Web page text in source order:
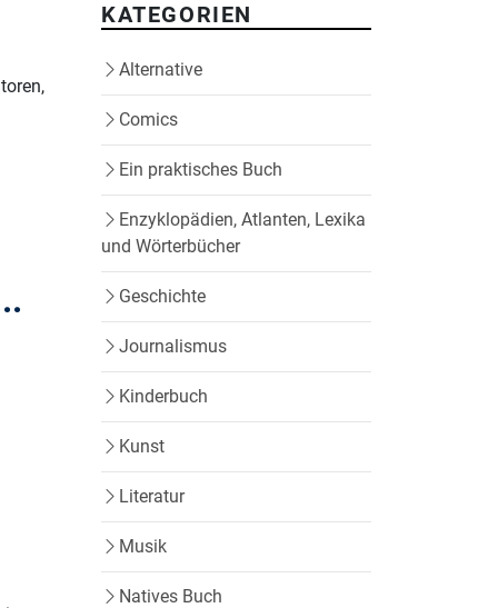
KATEGORIEN
Alternative
Comics
Ein praktisches Buch
Enzyklopädien, Atlanten, Lexika
und Wörterbücher
Geschichte
Journalismus
Kinderbuch
Kunst
Literatur
Musik
Natives Buch